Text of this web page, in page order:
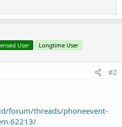
User Longtime User
#2
forum/threads/phoneevent-